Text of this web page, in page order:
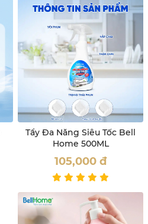
Tẩy Đa Năng Siêu Tốc Bell
Home 500ML
105,000 đ